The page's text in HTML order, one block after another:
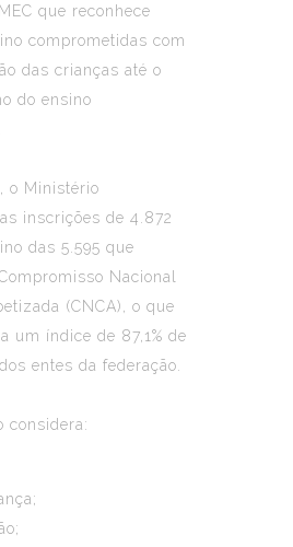
que reconhece
comprometidas com
das crianças até o
do ensino
o Ministério
inscrições de 4.872
das 5.595 que
Nacional
(CNCA), o que
um índice de 87,1% de
entes da federação.
considera: